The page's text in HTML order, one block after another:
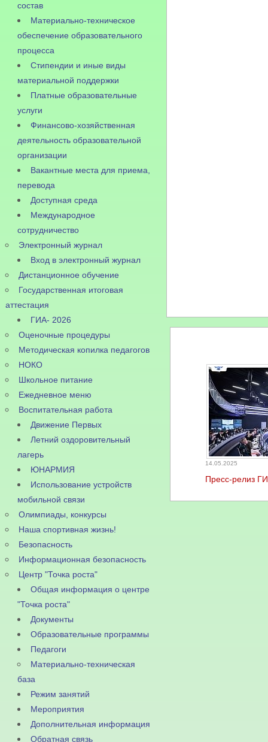
состав
Материально-техническое
обеспечение образовательного
процесса
Стипендии и иные виды
материальной поддержки
Платные образовательные
услуги
Финансово-хозяйственная
деятельность образовательной
организации
Вакантные места для приема,
перевода
Доступная среда
Международное
сотрудничество
Электронный журнал
Вход в электронный журнал
Дистанционное обучение
Государственная итоговая
аттестация
ГИА- 2026
Оценочные процедуры
Методическая копилка педагогов
НОКО
Школьное питание
Ежедневное меню
Воспитательная работа
Движение Первых
Летний оздоровительный
лагерь
ЮНАРМИЯ
Использование устройств
мобильной связи
Олимпиады, конкурсы
Наша спортивная жизнь!
Безопасность
Информационная безопасность
Центр "Точка роста"
Общая информация о центре
"Точка роста"
Документы
Образовательные программы
Педагоги
Материально-техническая
база
Режим занятий
Мероприятия
Дополнительная информация
Обратная связь
14.05.2025
Пресс-релиз